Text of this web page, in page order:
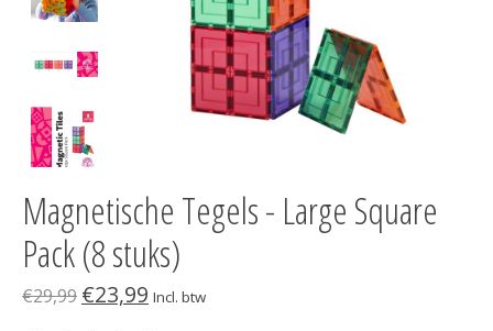
Magnetische Tegels - Large Square
Pack (8 stuks)
€29,99 €23,99 Incl. btw